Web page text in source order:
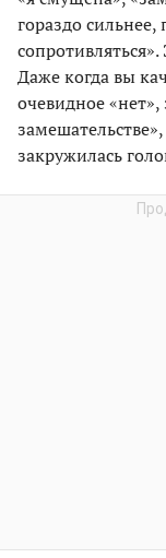
гораздо
Даже когда вы
очевидное
закружилась